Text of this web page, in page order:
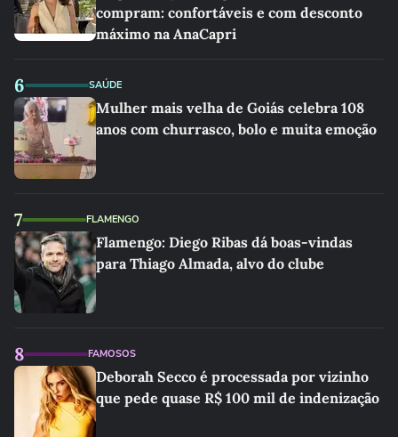
compram: confortáveis e com desconto
máximo na AnaCapri
6 SAÚDE
Mulher mais velha de Goiás celebra 108
anos com churrasco, bolo e muita emoção
7 FLAMENGO
Flamengo: Diego Ribas dá boas-vindas
para Thiago Almada, alvo do clube
8 FAMOSOS
Deborah Secco é processada por vizinho
que pede quase R$ 100 mil de indenização